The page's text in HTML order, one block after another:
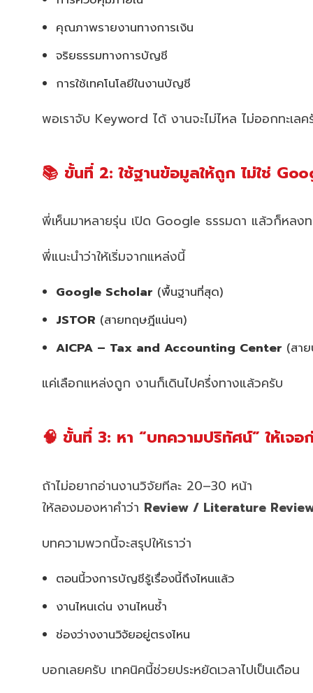
คุณภาพรายงานทางการเงิน
จริยธรรมทางการบัญชี
การใช้เทคโนโลยีในงานบัญชี
พอเราจับ Keyword ได้ งานจะไม่ไหล ไม่ออกทะเลค
📚 ขั้นที่ 2: ใช้ฐานข้อมูลให้ถูก ไม่ใช่
พี่เห็นมาหลายรุ่น เปิด Google ธรรมดา แล้วก็หลง
พี่แนะนำว่าให้เริ่มจากแหล่งนี้
Google Scholar (พื้นฐานที่สุด)
JSTOR (สายทฤษฎีแน่นๆ)
AICPA – Tax and Accounting Center (สา
แค่เลือกแหล่งถูก งานก็เดินไปครึ่งทางแล้วครับ
🧠 ขั้นที่ 3: หา “บทความปริทัศน์” ให้เจอ
ถ้าไม่อยากอ่านงานวิจัยทีละ 20–30 หน้า
ให้ลองมองหาคำว่า Review / Literature
บทความพวกนี้จะสรุปให้เราว่า
ตอนนี้วงการบัญชีรู้เรื่องนี้ถึงไหนแล้ว
งานไหนเด่น งานไหนซ้ำ
ช่องว่างงานวิจัยอยู่ตรงไหน
บอกเลยครับ เทคนิคนี้ช่วยประหยัดเวลาไปเป็นเดือน